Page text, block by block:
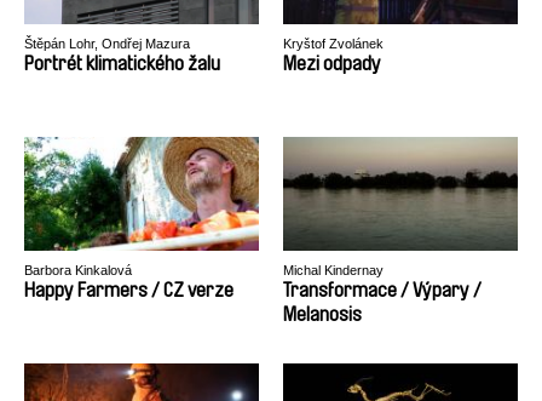
Štěpán Lohr, Ondřej Mazura
Portrét klimatického žalu
Kryštof Zvolánek
Mezi odpady
Barbora Kinkalová
Happy Farmers / CZ verze
Michal Kindernay
Transformace / Výpary /
Melanosis